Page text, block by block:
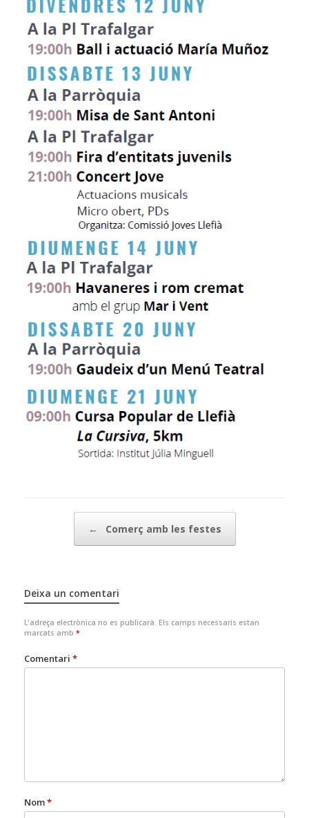
← Comerç amb les festes
Deixa un comentari
L'adreça electrònica no es publicarà. Els camps necessaris estan
marcats amb *
Comentari *
Nom*